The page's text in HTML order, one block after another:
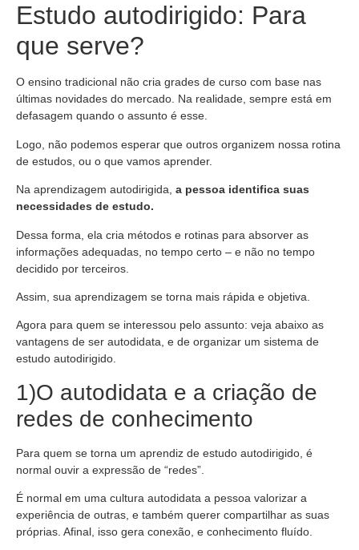
Estudo autodirigido: Para
que serve?
O ensino tradicional não cria grades de curso com base nas
últimas novidades do mercado. Na realidade, sempre está em
defasagem quando o assunto é esse.
Logo, não podemos esperar que outros organizem nossa rotina
de estudos, ou o que vamos aprender.
Na aprendizagem autodirigida, a pessoa identifica suas
necessidades de estudo.
Dessa forma, ela cria métodos e rotinas para absorver as
informações adequadas, no tempo certo – e não no tempo
decidido por terceiros.
Assim, sua aprendizagem se torna mais rápida e objetiva.
Agora para quem se interessou pelo assunto: veja abaixo as
vantagens de ser autodidata, e de organizar um sistema de
estudo autodirigido.
1)O autodidata e a criação de
redes de conhecimento
Para quem se torna um aprendiz de estudo autodirigido, é
normal ouvir a expressão de “redes”.
É normal em uma cultura autodidata a pessoa valorizar a
experiência de outras, e também querer compartilhar as suas
próprias. Afinal, isso gera conexão, e conhecimento fluído.